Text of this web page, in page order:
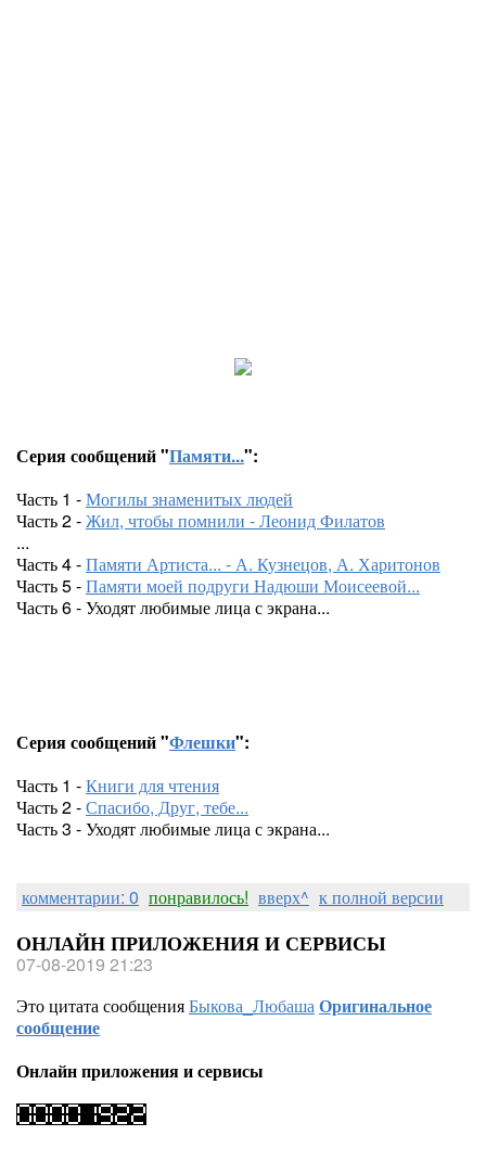
Серия сообщений "Памяти...":
Часть 1 -Могилы знаменитых людей
Часть 2 -Жил, чтобы помнили - Леонид Филатов
...
Часть 4 -Памяти Артиста... - А. Кузнецов, А. Харитонов
Часть 5 -Памяти моей подруги Надюши Моисеевой...
Часть 6 - Уходят любимые лица с экрана...
Серия сообщений "Флешки":
Часть 1 -Книги для чтения
Часть 2 -Спасибо, Друг, тебе...
Часть 3 - Уходят любимые лица с экрана...
комментарии: 0 понравилось! вверх^ к полной версии
ОНЛАЙН ПРИЛОЖЕНИЯ И СЕРВИСЫ
07-08-2019 21:23
Это цитата сообщенияБыкова_ЛюбашаОригинальное
сообщение
Онлайн приложения и сервисы